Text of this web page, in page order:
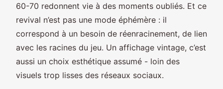
60-70 redonnent vie à des moments oubliés. Et ce
revival n’est pas une mode éphémère : il
correspond à un besoin de réenracinement, de lien
avec les racines du jeu. Un affichage vintage, c’est
aussi un choix esthétique assumé - loin des
visuels trop lisses des réseaux sociaux.